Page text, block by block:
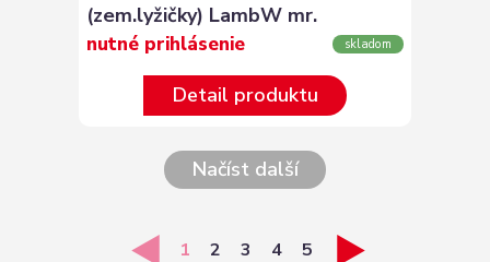
(zem.lyžičky) LambW mr.
nutné prihlásenie skladom
Detail produktu
Načíst další
1 2 3 4 5